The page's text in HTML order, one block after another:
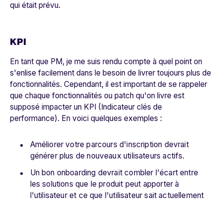
qui était prévu.
KPI
En tant que PM, je me suis rendu compte à quel point on
s'enlise facilement dans le besoin de livrer toujours plus de
fonctionnalités. Cependant, il est important de se rappeler
que chaque fonctionnalités ou patch qu'on livre est
supposé impacter un KPI (Indicateur clés de
performance). En voici quelques exemples :
Améliorer votre parcours d'inscription devrait
générer plus de nouveaux utilisateurs actifs.
Un bon onboarding devrait combler l'écart entre
les solutions que le produit peut apporter à
l'utilisateur et ce que l'utilisateur sait actuellement